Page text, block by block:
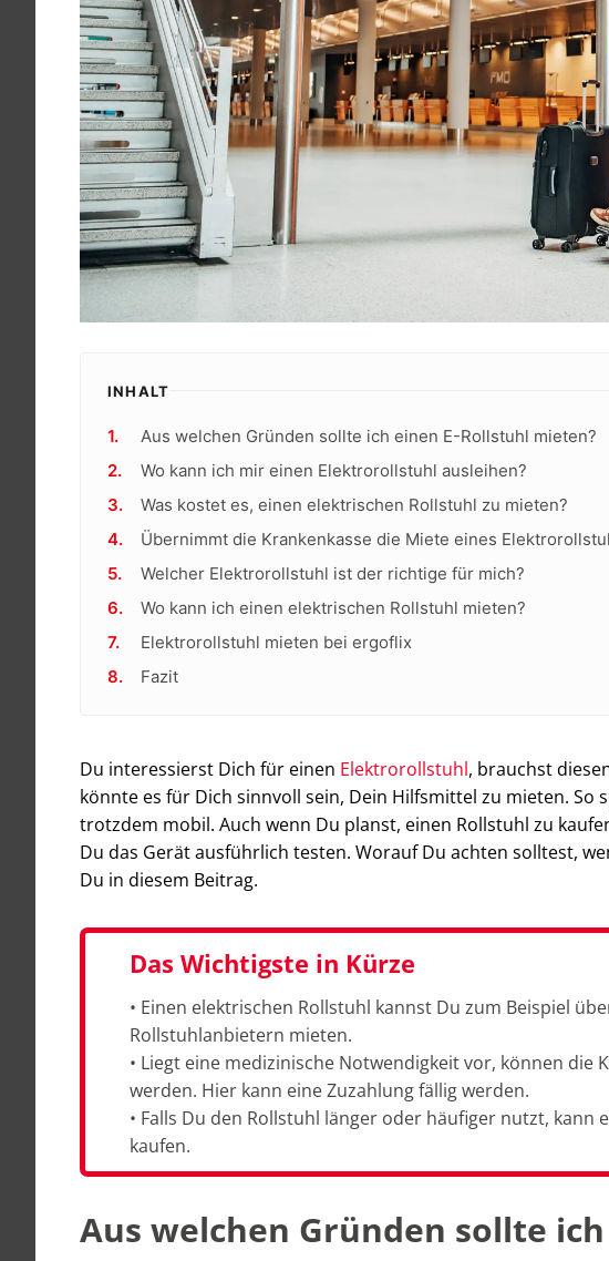
INHALT
Aus welchen Gründen sollte ich einen E-Rollstuhl mieten?
Wo kann ich mir einen Elektrorollstuhl ausleihen?
Was kostet es, einen elektrischen Rollstuhl zu mieten?
Übernimmt die Krankenkasse die Miete eines
Welcher Elektrorollstuhl ist der richtige für mich?
Wo kann ich einen elektrischen Rollstuhl mieten?
Elektrorollstuhl mieten bei ergoflix
Fazit
Du interessierst Dich für einen Elektrorollstuhl, brauchst
könnte es für Dich sinnvoll sein, Dein Hilfsmittel zu mieten.
trotzdem mobil. Auch wenn Du planst, einen Rollstuhl zu
Du das Gerät ausführlich testen. Worauf Du achten solltest,
Du in diesem Beitrag.
Das Wichtigste in Kürze
• Einen elektrischen Rollstuhl kannst Du zum Beispiel
Rollstuhlanbietern mieten.
• Liegt eine medizinische Notwendigkeit vor, können die
werden. Hier kann eine Zuzahlung fällig werden.
• Falls Du den Rollstuhl länger oder häufiger nutzt,
kaufen.
Aus welchen Gründen sollte